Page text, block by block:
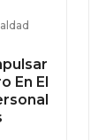
En El